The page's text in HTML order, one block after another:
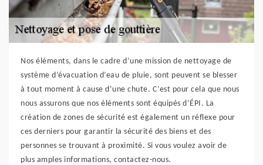
Nos éléments, dans le cadre d’une mission de nettoyage de
système d’évacuation d’eau de pluie, sont peuvent se blesser
à tout moment à cause d’une chute. C’est pour cela que nous
nous assurons que nos éléments sont équipés d’ÉPI. La
création de zones de sécurité est également un réflexe pour
ces derniers pour garantir la sécurité des biens et des
personnes se trouvant à proximité. Si vous voulez avoir de
plus amples informations, contactez-nous.